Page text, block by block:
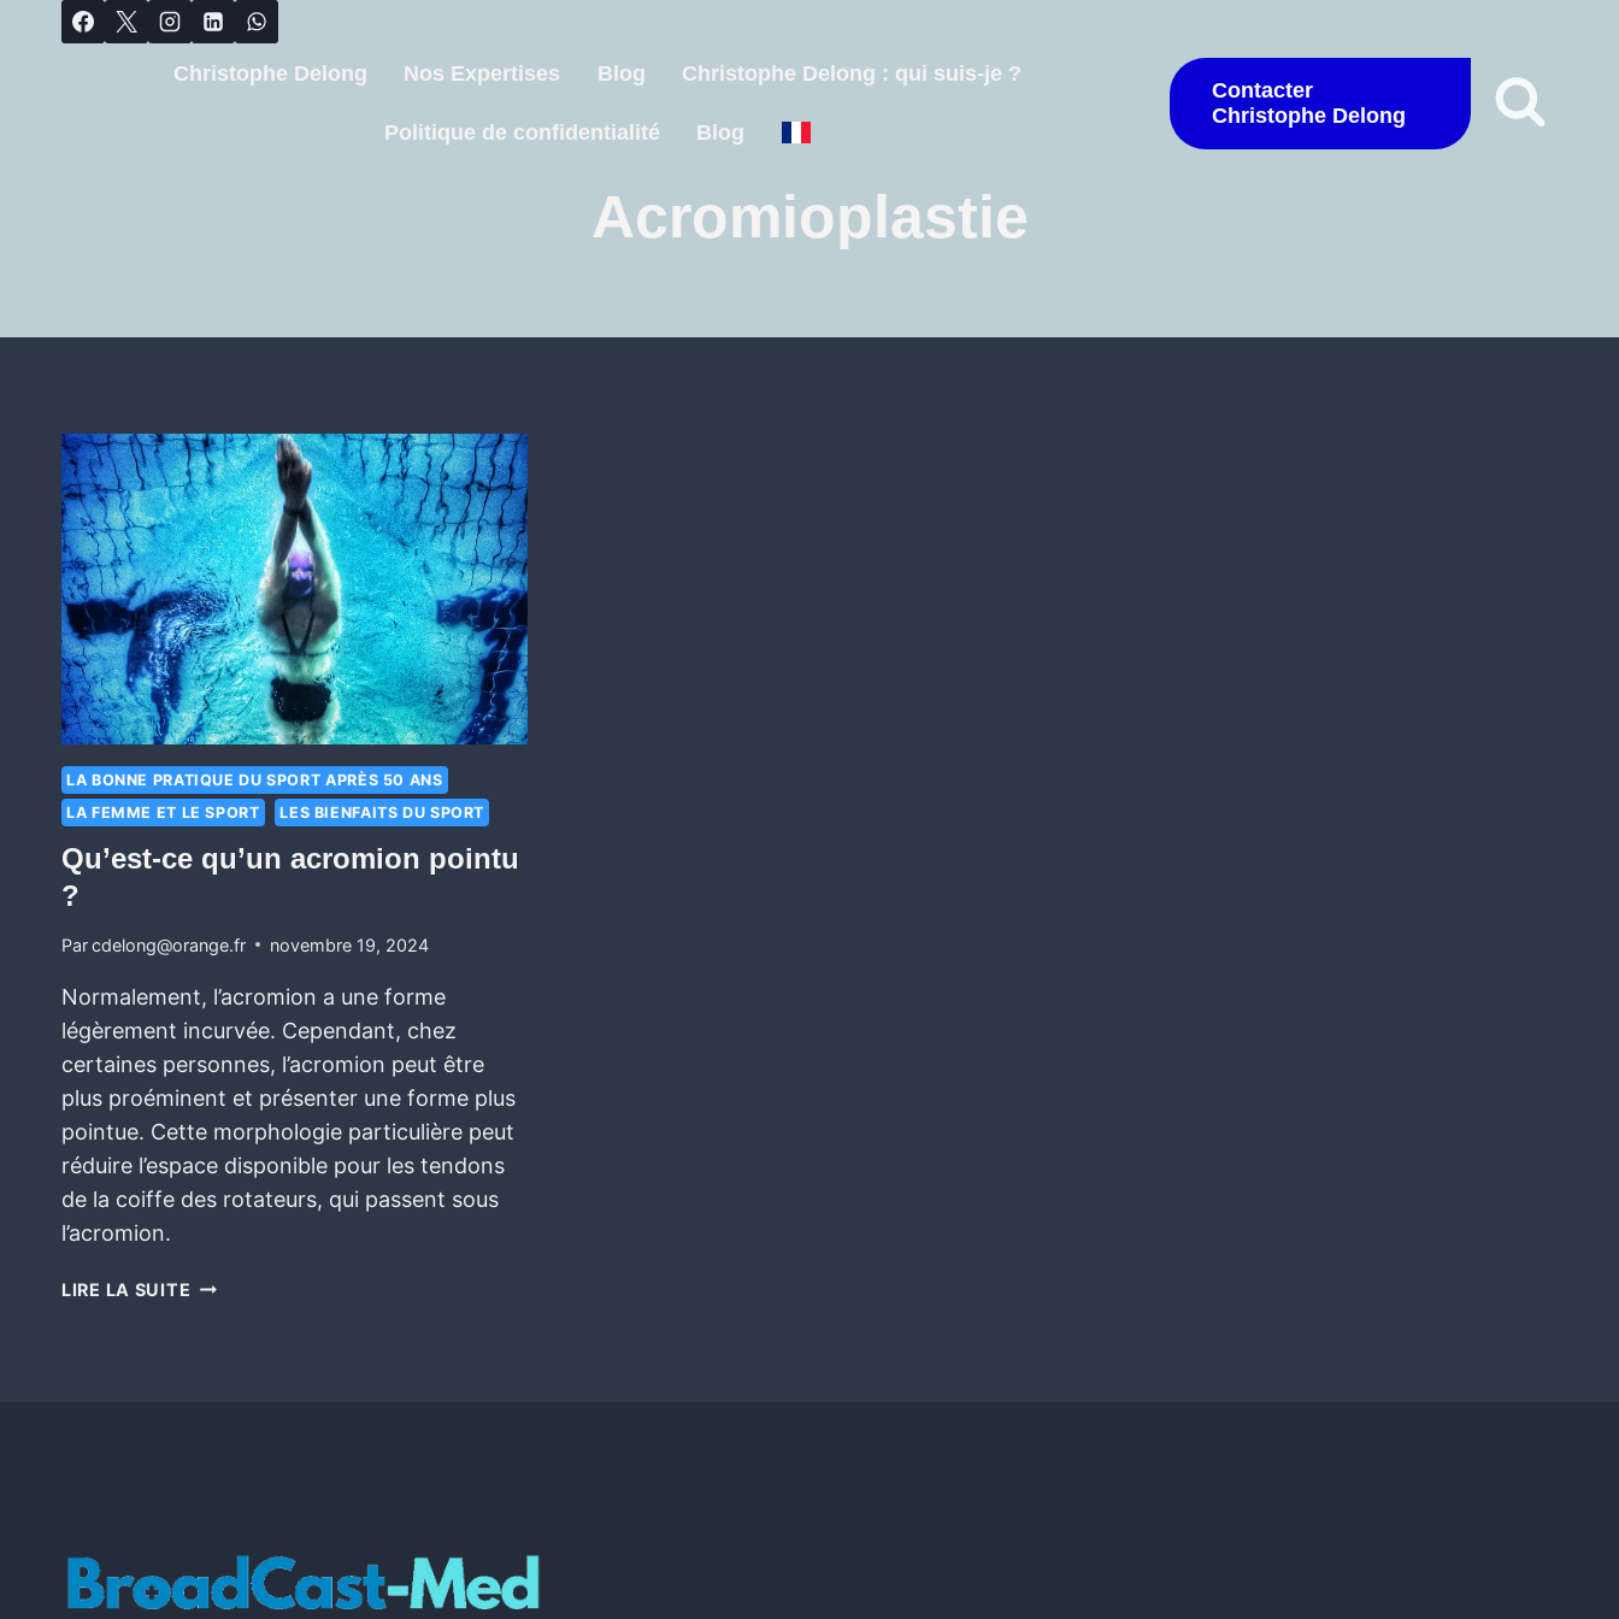
Christophe Delong Nos Expertises Blog Christophe Delong : qui suis-je ?
Politique de confidentialité Blog
Contacter
Christophe Delong
Acromioplastie
LA BONNE PRATIQUE DU SPORT APRÈS 50 ANS
LA FEMME ET LE SPORT
LES BIENFAITS DU SPORT
Qu’est-ce qu’un acromion pointu
?
Parcdelong@orange.fr novembre 19, 2024
Normalement, l’acromion a une forme
légèrement incurvée. Cependant, chez
certaines personnes, l’acromion peut être
plus proéminent et présenter une forme plus
pointue. Cette morphologie particulière peut
réduire l’espace disponible pour les tendons
de la coiffe des rotateurs, qui passent sous
l’acromion.
LIRE LA SUITE